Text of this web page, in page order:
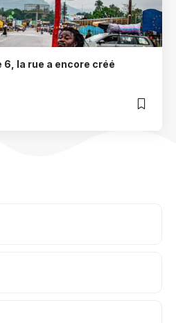
6, la rue a encore créé